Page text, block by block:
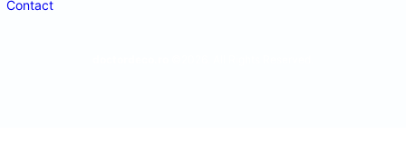
Contact